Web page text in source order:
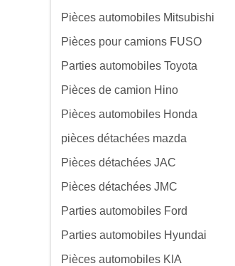
Pièces automobiles Mitsubishi
Pièces pour camions FUSO
Parties automobiles Toyota
Pièces de camion Hino
Pièces automobiles Honda
pièces détachées mazda
Pièces détachées JAC
Pièces détachées JMC
Parties automobiles Ford
Parties automobiles Hyundai
Pièces automobiles KIA